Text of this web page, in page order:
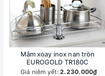
Mâm xoay inox nan tròn
EUROGOLD TR180C
Giá niêm yết: 2.230.000₫